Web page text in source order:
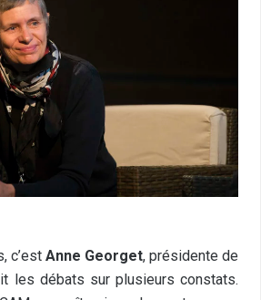
c’est Anne Georget, présidente de
les débats sur plusieurs constats.